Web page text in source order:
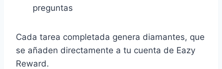
preguntas
Cada tarea completada genera diamantes, que
se añaden directamente a tu cuenta de Eazy
Reward.